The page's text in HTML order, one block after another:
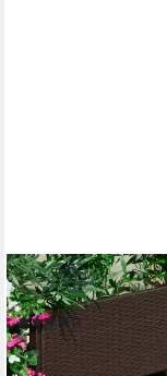
MERXX
Eckbank Rattan
(41)
164,14 € UVP 591,90 €
-72%